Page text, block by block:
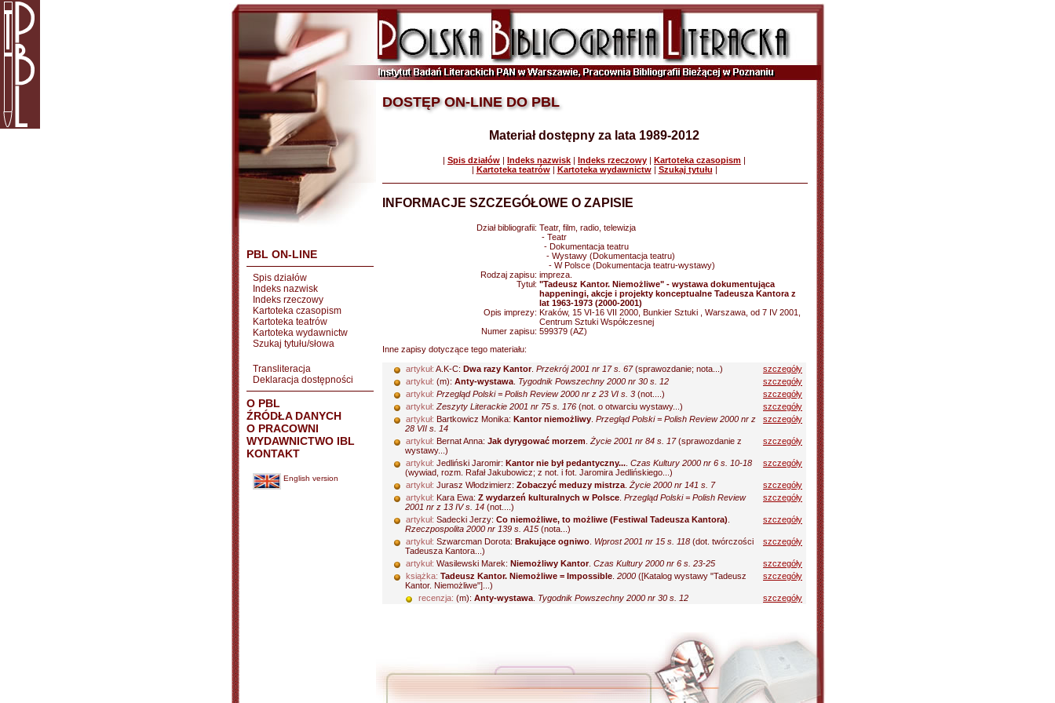
PBL ON-LINE
Spis działów
Indeks nazwisk
Indeks rzeczowy
Kartoteka czasopism
Kartoteka teatrów
Kartoteka wydawnictw
Szukaj tytułu/słowa
Transliteracja
Deklaracja dostępności
O PBL
ŹRÓDŁA DANYCH
O PRACOWNI
WYDAWNICTWO IBL
KONTAKT
English version
DOSTĘP ON-LINE DO PBL
Materiał dostępny za lata 1989-2012
| Spis działów | Indeks nazwisk | Indeks rzeczowy | Kartoteka czasopism |
| Kartoteka teatrów| Kartoteka wydawnictw| Szukaj tytułu |
INFORMACJE SZCZEGÓŁOWE O ZAPISIE
Dział bibliografii: Teatr, film, radio, telewizja
- Teatr
- Dokumentacja teatru
- Wystawy (Dokumentacja teatru)
- W Polsce (Dokumentacja teatru-wystawy)
Rodzaj zapisu: impreza.
Tytuł: "Tadeusz Kantor. Niemożliwe" - wystawa dokumentująca
happeningi, akcje i projekty konceptualne Tadeusza Kantora z
lat 1963-1973 (2000-2001)
Opis imprezy: Kraków, 15 VI-16 VII 2000, Bunkier Sztuki , Warszawa, od 7 IV 2001,
Centrum Sztuki Współczesnej
Numer zapisu: 599379 (AZ)
Inne zapisy dotyczące tego materiału:
artykuł: A.K-C: Dwa razy Kantor. Przekrój 2001 nr 17 s. 67(sprawozdanie; nota...)
szczegóły
artykuł: (m): Anty-wystawa Tygodnik Powszechny 2000 nr 30 s. 12
szczegóły
artykuł: Przegląd Polski = Polish Review 2000 nr z 23 VI s. 3 (not....)
szczegóły
artykuł: Zeszyty Literackie 2001 nr 75 s. 176 (not. o otwarciu wystawy...)
szczegóły
artykuł: Bartkowicz Monika: Kantor niemożliwy Przegląd Polski = Polish Review 2000 nr z
28 VII s. 14
szczegóły
artykuł: Bernat Anna: Jak dyrygować morzem Życie 2001 nr 84 s. 17(sprawozdanie z
wystawy...)
szczegóły
artykuł: Jedliński Jaromir: Kantor nie był pedantyczny... Czas Kultury 2000 nr 6 s. 10-18
(wywiad, rozm. Rafał Jakubowicz; z not. i fot. Jaromira Jedlińskiego...)
szczegóły
artykuł: Jurasz Włodzimierz: Zobaczyć meduzy mistrza Życie 2000 nr 141 s. 7
szczegóły
artykuł: Kara Ewa: Z wydarzeń kulturalnych w Polsce Przegląd Polski = Polish Review
2001 nr z 13 IV s. 14 (not....)
szczegóły
artykuł: Sadecki Jerzy: Co niemożliwe, to możliwe (Festiwal Tadeusza Kantora)
Rzeczpospolita 2000 nr 139 s. A15 (nota...)
szczegóły
artykuł: Szwarcman Dorota: Brakujące ogniwo Wprost 2001 nr 15 s. 118 (dot. twórczości
Tadeusza Kantora...)
szczegóły
artykuł: Wasilewski Marek: Niemożliwy Kantor. Czas Kultury 2000 nr 6 s. 23-25
szczegóły
książka: Tadeusz Kantor. Niemożliwe = Impossible 2000 ([Katalog wystawy "Tadeusz
Kantor. Niemożliwe"]...)
szczegóły
recenzja: (m): Anty-wystawa Tygodnik Powszechny 2000 nr 30 s. 12 szczegóły